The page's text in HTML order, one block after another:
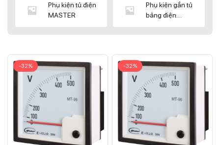
Phụ kiện tủ điện
MASTER
Phụ kiện gắn tủ
bảng điện
-32% -32%